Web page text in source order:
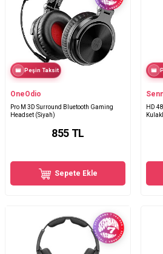
Peşin Taksit
OneOdio
Pro M 3D Surround Bluetooth Gaming
Headset (Siyah)
855 TL
Sepete Ekle
HD